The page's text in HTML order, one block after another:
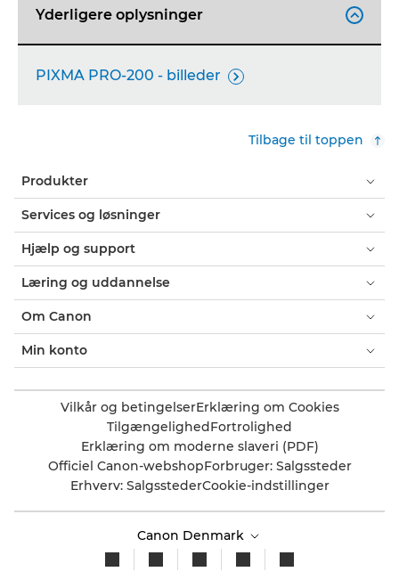
Yderligere oplysninger 
PIXMA PRO-200 - billeder 
Tilbage til toppen
Produkter
Services og løsninger
Hjælp og support
Læring og uddannelse
Om Canon
Min konto
Vilkår og betingelserErklæring om Cookies
TilgængelighedFortrolighed
Erklæring om moderne slaveri (PDF)
Officiel Canon-webshopForbruger: Salgssteder
Erhverv: SalgsstederCookie-indstillinger
Canon Denmark